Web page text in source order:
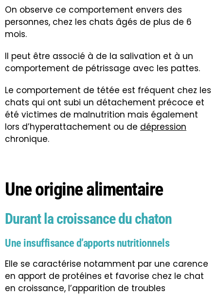
On observe ce comportement envers des
personnes, chez les chats âgés de plus de 6
mois.
Il peut être associé à de la salivation et à un
comportement de pétrissage avec les pattes.
Le comportement de tétée est fréquent chez les
chats qui ont subi un détachement précoce et
été victimes de malnutrition mais également
lors d’hyperattachement ou de dépression
chronique.
Une origine alimentaire
Durant la croissance du chaton
Une insuffisance d’apports nutritionnels
Elle se caractérise notamment par une carence
en apport de protéines et favorise chez le chat
en croissance, l’apparition de troubles